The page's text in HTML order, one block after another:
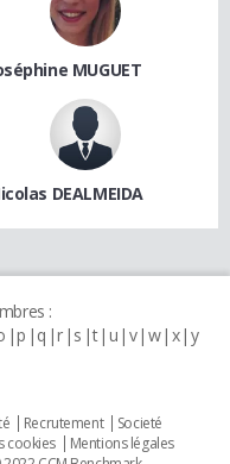
MUGUET
DEALMEIDA
:
p q r s t u v w x y
Recrutement
Societé
cookies
Mentions légales